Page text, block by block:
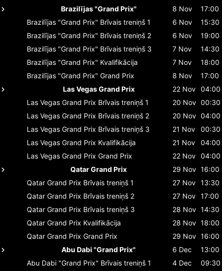
Brazilījas "Grand Prix"
8 Nov
17:00
Brazilījas "Grand Prix" Brīvais treniņš 1 6 Nov
15:30
Brazilījas "Grand Prix" Brīvais treniņš 2 6 Nov
19:00
Brazilījas "Grand Prix" Brīvais treniņš 3 7 Nov
14:30
Brazilījas "Grand Prix" Kvalifikācija 7 Nov
18:00
Brazilījas "Grand Prix" Grand Prix 8 Nov
17:00
Las Vegas Grand Prix
22 Nov 04:00
Las Vegas Grand Prix Brīvais treniņš 1 20 Nov 00:30
Las Vegas Grand Prix Brīvais treniņš 2 20 Nov 04:00
Las Vegas Grand Prix Brīvais treniņš 3 21 Nov
00:30
Las Vegas Grand Prix Kvalifikācija 21 Nov
04:00
Las Vegas Grand Prix Grand Prix 22 Nov 04:00
Qatar Grand Prix
29 Nov 16:00
Qatar Grand Prix Brīvais treniņš 1 27 Nov 13:30
Qatar Grand Prix Brīvais treniņš 2 27 Nov 17:00
Qatar Grand Prix Brīvais treniņš 3 28 Nov 14:30
Qatar Grand Prix Kvalifikācija 28 Nov 18:00
Qatar Grand Prix Grand Prix 29 Nov 16:00
Abu Dabi "Grand Prix"
6 Dec
13:00
Abu Dabi "Grand Prix" Brīvais treniņš 1 4 Dec
09:30